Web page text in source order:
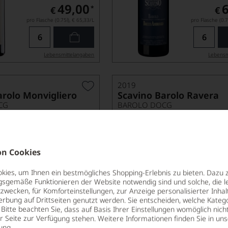
Cookies
um Ihnen ein bestmögliches Shopping-Erlebnis zu bieten. Dazu
Funktionieren der Website notwendig sind und solche, die
für Komforteinstellungen, zur Anzeige personalisierter
auf Drittseiten genutzt werden. Sie entscheiden, welche
beachten Sie, dass auf Basis Ihrer Einstellungen womöglich
Seite zur Verfügung stehen. Weitere Informationen finden Sie in
€49,00 *
pro Flasche (0.75l), € 65,33/L
Lebensmittel­angaben
€
pro Flasche
Monvigliero
€ 79,00*
pro Flasche (0.75l),
2019
Scavino Barolo Ravera
BAROLO DOCG
nur
€
pro